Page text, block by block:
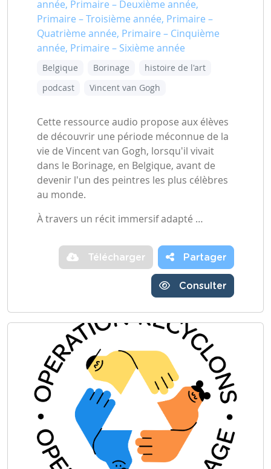
année, Primaire – Deuxième année,
Primaire – Troisième année, Primaire –
Quatrième année, Primaire – Cinquième
année, Primaire – Sixième année
Belgique Borinage
histoire de l'art
podcast
Vincent van Gogh
Cette ressource audio propose aux élèves
de découvrir une période méconnue de la
vie de Vincent van Gogh, lorsqu'il vivait
dans le Borinage, en Belgique, avant de
devenir l'un des peintres les plus célèbres
au monde.
À travers un récit immersif adapté …
Télécharger Partager
Consulter